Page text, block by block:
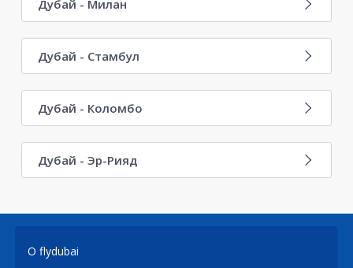
Дубай - Милан
Дубай - Стамбул
Дубай - Коломбо
Дубай - Эр-Рияд
О flydubai